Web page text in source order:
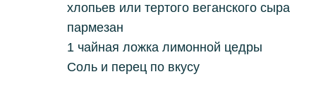
хлопьев или тертого веганского сыра
пармезан
1 чайная ложка лимонной цедры
Соль и перец по вкусу